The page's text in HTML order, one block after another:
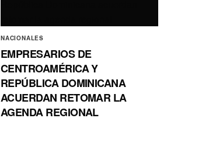
NACIONALES
EMPRESARIOS DE
CENTROAMÉRICA Y
REPÚBLICA DOMINICANA
ACUERDAN RETOMAR LA
AGENDA REGIONAL